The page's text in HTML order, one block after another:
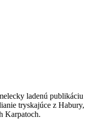
ladenú publikáciu
tryskajúce z Habury,
Karpatoch.